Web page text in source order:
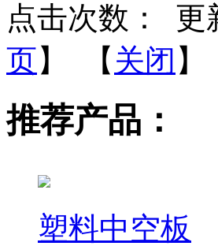
点击次数：
更
页】 【 关闭 】
推荐产品：
塑料中空板